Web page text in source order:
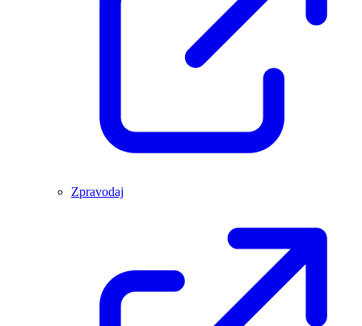
Zpravodaj